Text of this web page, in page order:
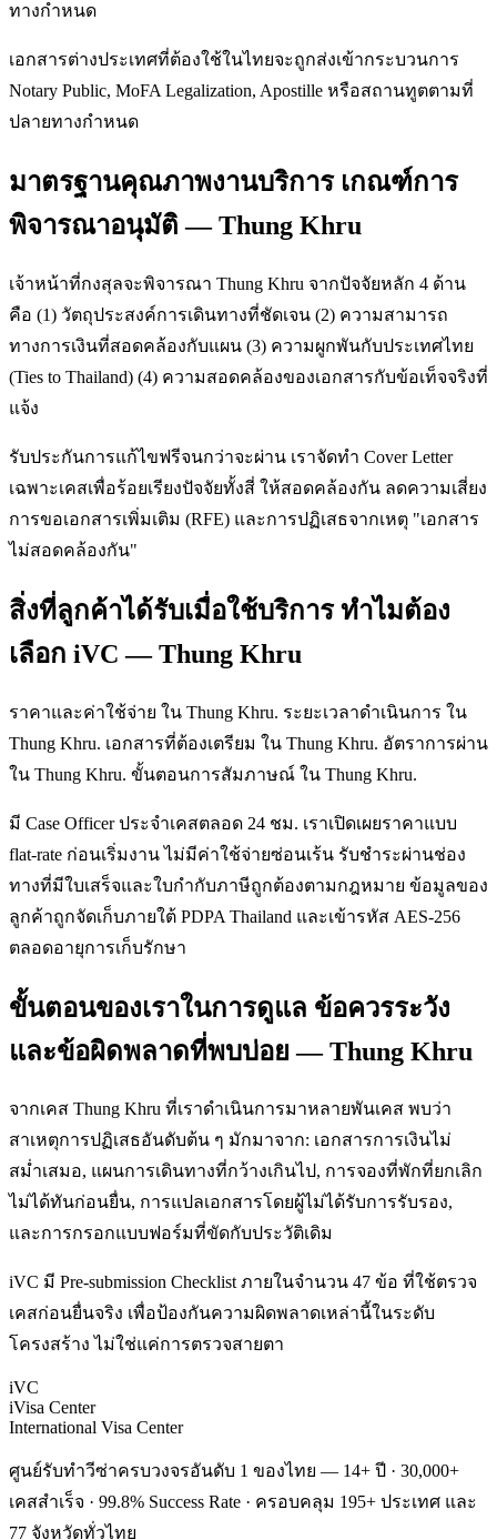
ทางกำหนด
เอกสารต่างประเทศที่ต้องใช้ในไทยจะถูกส่งเข้ากระบวนการ
Notary Public, MoFA Legalization, Apostille หรือสถานทูตตามที่
ปลายทางกำหนด
มาตรฐานคุณภาพงานบริการ เกณฑ์การ
พิจารณาอนุมัติ — Thung Khru
เจ้าหน้าที่กงสุลจะพิจารณา Thung Khru จากปัจจัยหลัก 4 ด้าน
คือ (1) วัตถุประสงค์การเดินทางที่ชัดเจน (2) ความสามารถ
ทางการเงินที่สอดคล้องกับแผน (3) ความผูกพันกับประเทศไทย
(Ties to Thailand) (4) ความสอดคล้องของเอกสารกับข้อเท็จจริงที่
แจ้ง
รับประกันการแก้ไขฟรีจนกว่าจะผ่าน เราจัดทำ Cover Letter
เฉพาะเคสเพื่อร้อยเรียงปัจจัยทั้งสี่ ให้สอดคล้องกัน ลดความเสี่ยง
การขอเอกสารเพิ่มเติม (RFE) และการปฏิเสธจากเหตุ "เอกสาร
ไม่สอดคล้องกัน"
สิ่งที่ลูกค้าได้รับเมื่อใช้บริการ ทำไมต้อง
เลือก iVC — Thung Khru
ราคาและค่าใช้จ่าย ใน Thung Khru. ระยะเวลาดำเนินการ ใน
Thung Khru. เอกสารที่ต้องเตรียม ใน Thung Khru. อัตราการผ่าน
ใน Thung Khru. ขั้นตอนการสัมภาษณ์ ใน Thung Khru.
มี Case Officer ประจำเคสตลอด 24 ชม. เราเปิดเผยราคาแบบ
flat-rate ก่อนเริ่มงาน ไม่มีค่าใช้จ่ายซ่อนเร้น รับชำระผ่านช่อง
ทางที่มีใบเสร็จและใบกำกับภาษีถูกต้องตามกฎหมาย ข้อมูลของ
ลูกค้าถูกจัดเก็บภายใต้ PDPA Thailand และเข้ารหัส AES-256
ตลอดอายุการเก็บรักษา
ขั้นตอนของเราในการดูแล ข้อควรระวัง
และข้อผิดพลาดที่พบบ่อย — Thung Khru
จากเคส Thung Khru ที่เราดำเนินการมาหลายพันเคส พบว่า
สาเหตุการปฏิเสธอันดับต้น ๆ มักมาจาก: เอกสารการเงินไม่
สม่ำเสมอ, แผนการเดินทางที่กว้างเกินไป, การจองที่พักที่ยกเลิก
ไม่ได้ทันก่อนยื่น, การแปลเอกสารโดยผู้ไม่ได้รับการรับรอง,
และการกรอกแบบฟอร์มที่ขัดกับประวัติเดิม
iVC มี Pre-submission Checklist ภายในจำนวน 47 ข้อ ที่ใช้ตรวจ
เคสก่อนยื่นจริง เพื่อป้องกันความผิดพลาดเหล่านี้ในระดับ
โครงสร้าง ไม่ใช่แค่การตรวจสายตา
iVC
iVisa Center
International Visa Center
ศูนย์รับทำวีซ่าครบวงจรอันดับ 1 ของไทย — 14+ ปี · 30,000+
เคสสำเร็จ · 99.8% Success Rate · ครอบคลุม 195+ ประเทศ และ
77 จังหวัดทั่วไทย